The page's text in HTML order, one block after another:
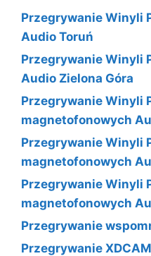
Przegrywanie Winyli
Audio Toruń
Przegrywanie Winyli
Audio Zielona Góra
Przegrywanie Winyli
magnetofonowych
Przegrywanie Winyli
magnetofonowych
Przegrywanie Winyli
magnetofonowych
Przegrywanie
Przegrywanie